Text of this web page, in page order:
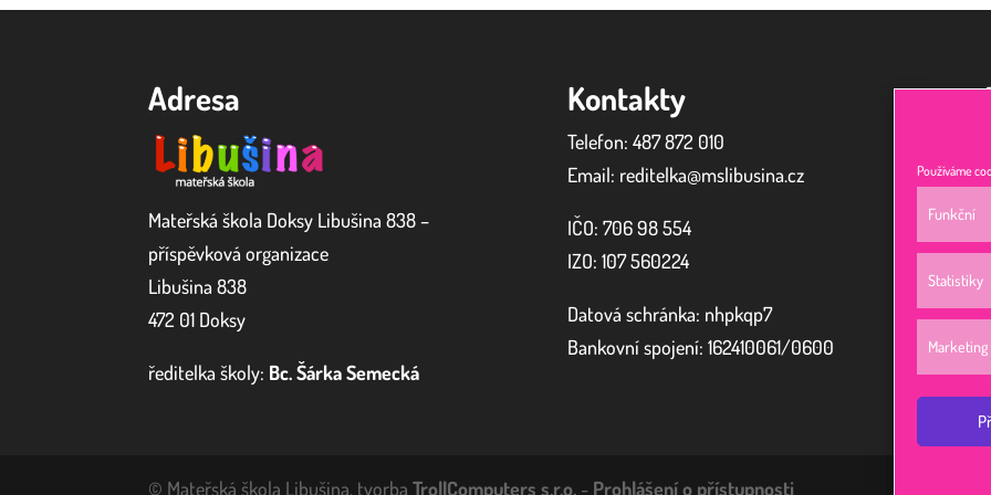
Používáme
Funkční
Statistiky
Marketing
Adresa
Mateřská škola Doksy Libušina 838 –
příspěvková organizace
Libušina 838
472 01 Doksy
ředitelka školy: Bc. Šárka Semecká
Kontakty
Telefon: 487 872 010
Email: reditelka@mslibusina.cz
IČO: 706 98 554
IZO: 107 560224
Datová schránka: nhpkqp7
Bankovní spojení: 162410061/0600
© Mateřská škola Libušina, tvorbaTrollComputers s.r.o. - Prohlášení o přístupnosti